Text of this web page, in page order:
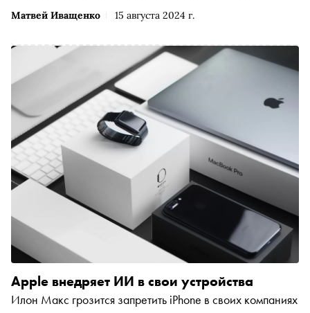
Матвей Иващенко 15 августа 2024 г.
Apple внедряет ИИ в свои устройства
Илон Макс грозится запретить iPhone в своих компаниях